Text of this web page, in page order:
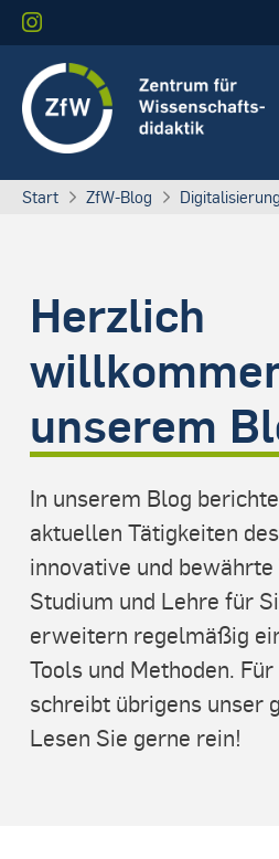
Start ZfW-Blog Digitalisierung
Herzlich
unserem
In unserem Blog
aktuellen Tätigkeiten
innovative und
Studium und Lehre für
erweitern regelmäßig
Tools und Methoden.
schreibt übrigens unser
Lesen Sie gerne rein!